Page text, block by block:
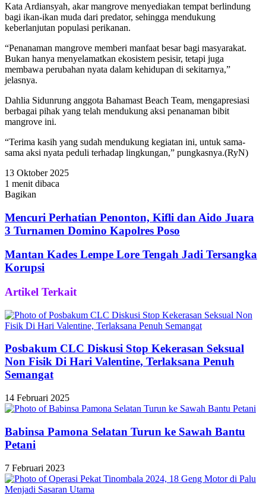
Kata Ardiansyah, akar mangrove menyediakan tempat berlindung
bagi ikan-ikan muda dari predator, sehingga mendukung
keberlanjutan populasi perikanan.
“Penanaman mangrove memberi manfaat besar bagi masyarakat.
Bukan hanya menyelamatkan ekosistem pesisir, tetapi juga
membawa perubahan nyata dalam kehidupan di sekitarnya,”
jelasnya.
Dahlia Sidunrung anggota Bahamast Beach Team, mengapresiasi
berbagai pihak yang telah mendukung aksi penanaman bibit
mangrove ini.
“Terima kasih yang sudah mendukung kegiatan ini, untuk sama-
sama aksi nyata peduli terhadap lingkungan,” pungkasnya.(RyN)
13 Oktober 2025
1 menit dibaca
Bagikan
via
Email
Mencuri Perhatian Penonton, Kifli dan Aido Juara
3 Turnamen Domino Kapolres Poso
Mantan Kades Lempe Lore Tengah Jadi Tersangka
Korupsi
Artikel Terkait
Posbakum CLC Diskusi Stop Kekerasan Seksual
Non Fisik Di Hari Valentine, Terlaksana Penuh
Semangat
14 Februari 2025
Babinsa Pamona Selatan Turun ke Sawah Bantu
Petani
7 Februari 2023